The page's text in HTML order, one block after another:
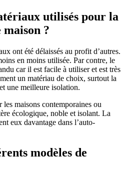
utilisés pour la
maison ?
ont été délaissés au profit d’autres.
en moins utilisée. Par contre, le
car il est facile à utiliser et est très
un matériau de choix, surtout la
une meilleure isolation.
maisons contemporaines ou
écologique, noble et isolant. La
eux davantage dans l’auto-
modèles de